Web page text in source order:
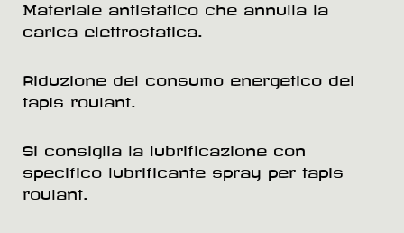
Materiale antistatico che annulla la
carica elettrostatica.
Riduzione del consumo energetico del
tapis roulant.
Si consiglia la lubrificazione con
specifico lubrificante spray per tapis
roulant.